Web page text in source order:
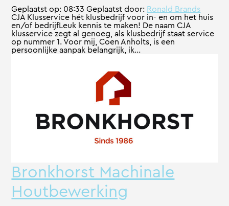
Geplaatst op: 08:33Geplaatst door: Ronald Brands
CJA Klusservice hét klusbedrijf voor in- en om het huis
en/of bedrijfLeuk kennis te maken! De naam CJA
klusservice zegt al genoeg, als klusbedrijf staat service
op nummer 1. Voor mij, Coen Anholts, is een
persoonlijke aanpak belangrijk, ik...
Bronkhorst Machinale
Houtbewerking